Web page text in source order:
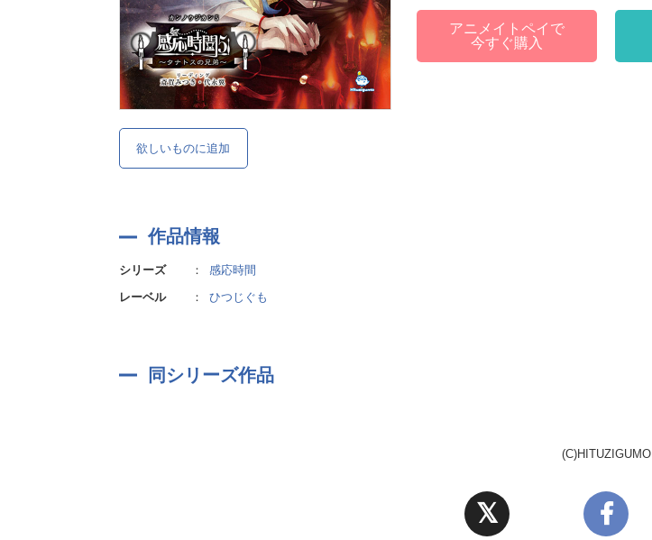
欲しいものに追加
アニメイトペイで
今すぐ購入
作品情報
シリーズ ：
感応時間
レーベル
： ひつじぐも
同シリーズ作品
(C)HITUZIGUMO